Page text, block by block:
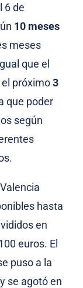
6 de
10 meses
meses
que el
el próximo3
que poder
según
hasta
en
euros. El
puso a la
se agotó en